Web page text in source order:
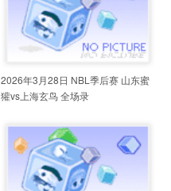
2026年3月28日 NBL季后赛 山东蜜
獾vs上海玄鸟 全场录